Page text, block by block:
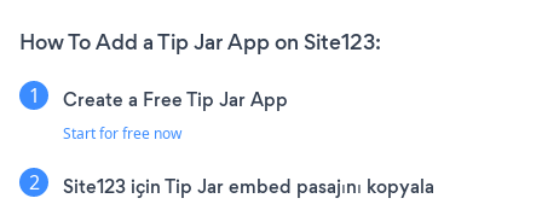
How To Add a Tip Jar App on Site123:
Create a Free Tip Jar App
Start for free now
Site123 için Tip Jar embed pasajını kopyala